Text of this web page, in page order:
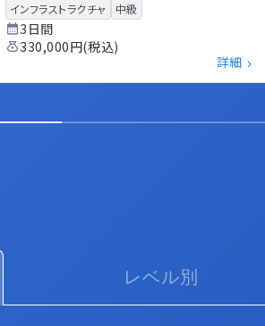
インフラストラクチャ 中級
3日間
330,000円(税込)
詳細 ›
レベル別